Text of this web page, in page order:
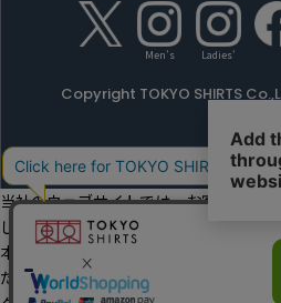
Men's Ladies'
Copyright TOKYO SHIRTS
当社のウェブサイトでは、お客様の利
しています。
本ウェブサイトをこのままご利用にな
ただいたものとみなします。